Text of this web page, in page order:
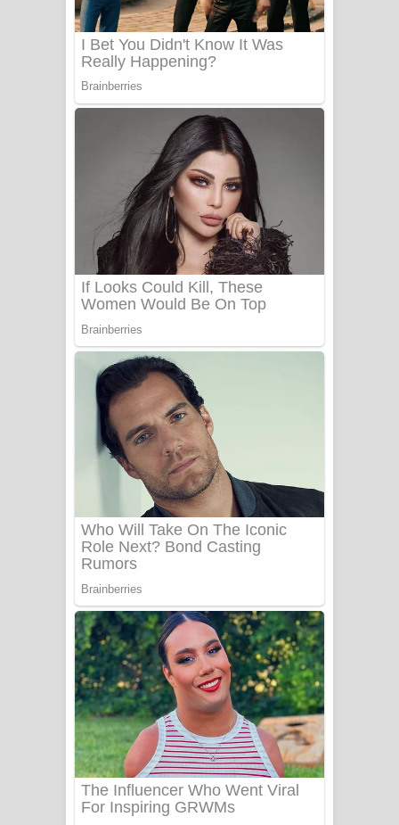
පෙළ
Benthara Palame Song Lyrics -
බෙන්තර පාලමේ ගීතයේ පද පෙළ
Sanda Babalena Song Lyrics - සඳ
බැබලෙන ගීතයේ පද පෙළ
Adare Wadi Nisa Song Lyrics - ආදරේ
වැඩි නිසා ගීතයේ පද පෙළ
UNUHUMA Song Lyrics - උණුහුම
ගීතයේ පද පෙළ
Katakara Song Lyrics - කටකාර ගීතයේ
පද පෙළ
Tharu Yaye Dilena Song Lyrics - තරු
යායේ දිලෙනා ගීතයේ පද පෙළ
Ow Man Sosa Song Lyrics - ඔව් මං
සෝසා ගීතයේ පද පෙළ
Heavy Weight Song Lyrics
Aye Lanweela Song Lyrics - ආයේ
ලංවීලා ගීතයේ පද පෙළ
Ala purannata Song Lyrics - ආල
පුරන්නට ගීතයේ පද පෙළ
FEVER DREAM Lyrics - Alex Warren
BTS : Hooligan Lyrics